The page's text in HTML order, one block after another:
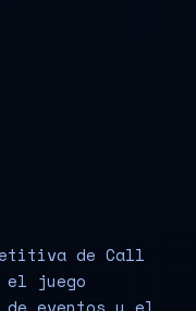
de Call
el juego